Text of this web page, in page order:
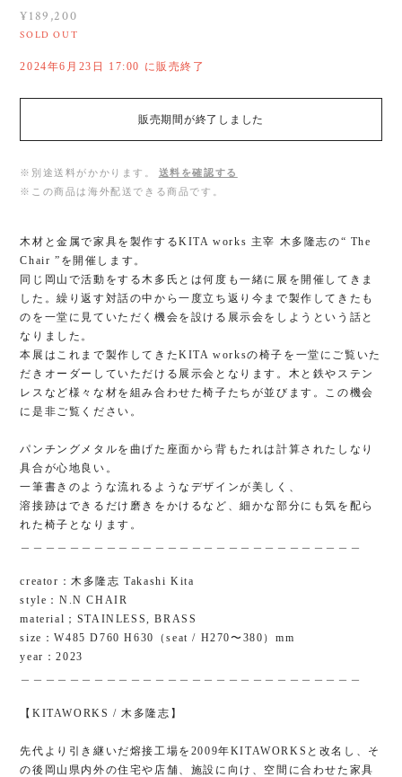
¥189,200
SOLD OUT
2024年6月23日 17:00 に販売終了
販売期間が終了しました
※別途送料がかかります。
送料を確認する
※この商品は海外配送できる商品です。
木材と金属で家具を製作するKITA works 主宰 木多隆志の“ The
Chair ”を開催します。
同じ岡山で活動をする木多氏とは何度も一緒に展を開催してきま
した。繰り返す対話の中から一度立ち返り今まで製作してきたも
のを一堂に見ていただく機会を設ける展示会をしようという話と
なりました。
本展はこれまで製作してきたKITA worksの椅子を一堂にご覧いた
だきオーダーしていただける展示会となります。木と鉄やステン
レスなど様々な材を組み合わせた椅子たちが並びます。この機会
に是非ご覧ください。
パンチングメタルを曲げた座面から背もたれは計算されたしなり
具合が心地良い。
一筆書きのような流れるようなデザインが美しく、
溶接跡はできるだけ磨きをかけるなど、細かな部分にも気を配ら
れた椅子となります。
creator：木多隆志 Takashi Kita
style：N.N CHAIR
material；STAINLESS, BRASS
size：W485 D760 H630（seat / H270〜380）mm
year：2023
【KITAWORKS / 木多隆志】
先代より引き継いだ熔接工場を2009年KITAWORKSと改名し、そ
の後岡山県内外の住宅や店舗、施設に向け、空間に合わせた家具